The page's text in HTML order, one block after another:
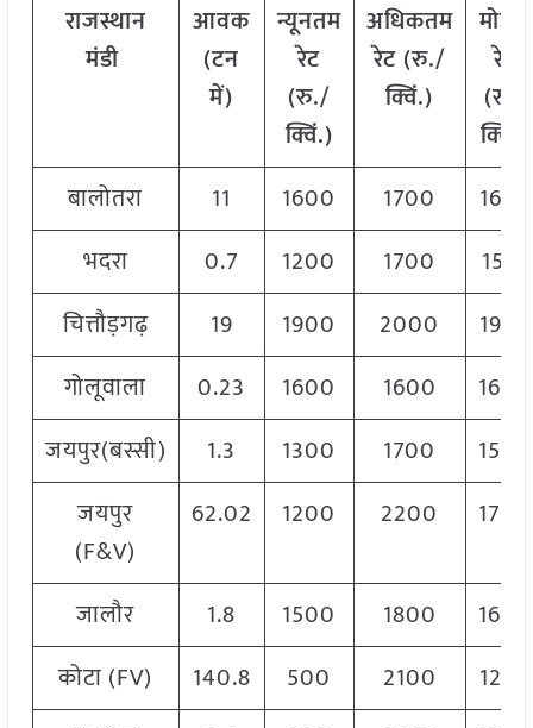
राजस्थान
मंडी
आवक
(टन
में)
न्यूनतम
रेट
(रु./
क्विं.)
अधिकतम
रेट (रु./
क्विं.)
मोडल
रेट
(रु./
क्विं.)
बालोतरा
11 1600 1700
1650
भदरा
0.7 1200 1700
1514
चित्तौड़गढ़
19 1900 2000
1950
गोलूवाला
0.23 1600 1600
1600
जयपुर(बस्सी)
1.3 1300 1700
1500
जयपुर
(F&V)
62.02 1200 2200 1700
जालौर 1.8 1500 1800
1600
कोटा (FV)
140.8 500 2100
1250